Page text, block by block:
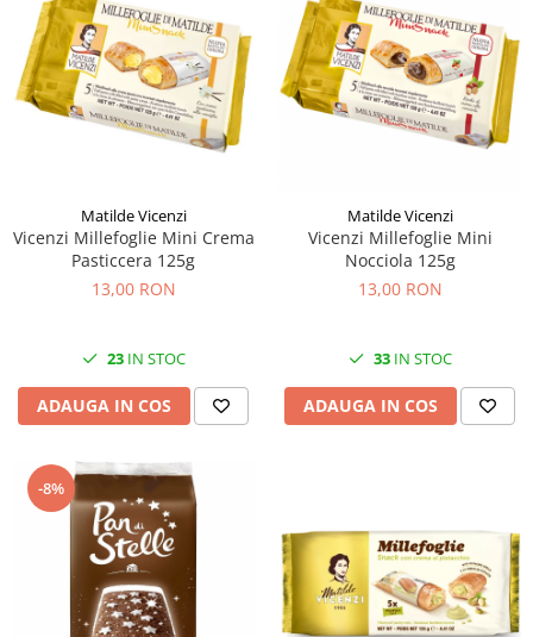
Matilde Vicenzi
Vicenzi Millefoglie Mini Crema
Pasticcera 125g
13,00 RON
23IN STOC
ADAUGA IN COS
Matilde Vicenzi
Vicenzi Millefoglie Mini
Nocciola 125g
13,00 RON
33IN STOC
ADAUGA IN COS
-8%